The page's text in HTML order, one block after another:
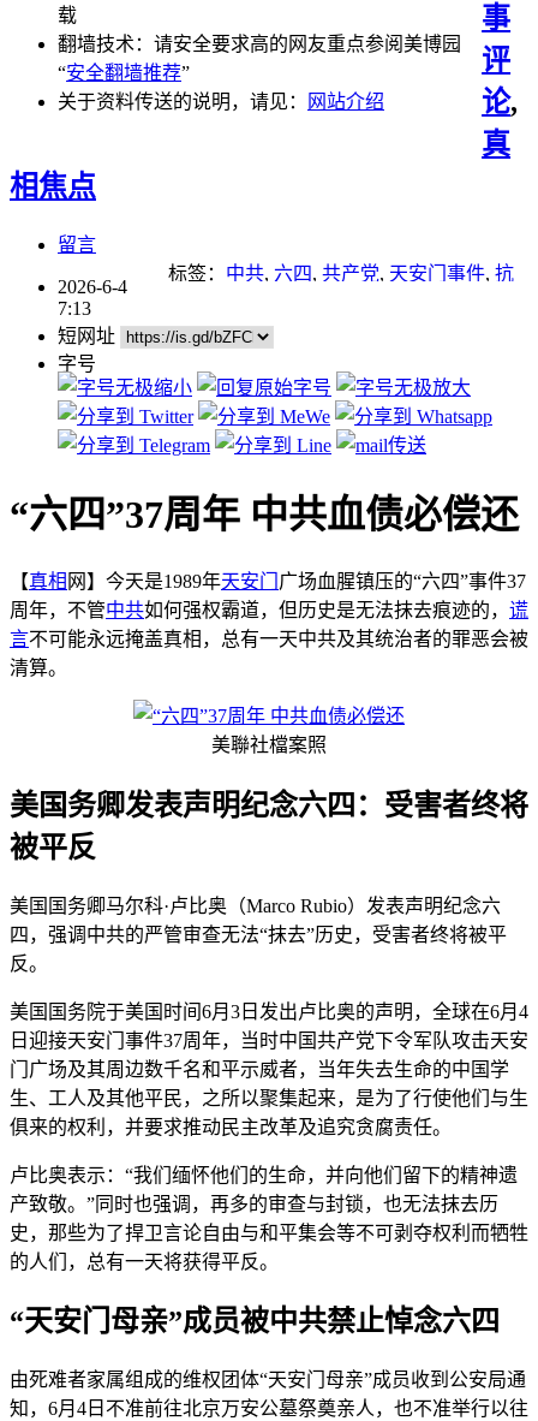
载
翻墙技术：请安全要求高的网友重点参阅美博园
“安全翻墙推荐”
关于资料传送的说明，请见：
网站介绍
事
评
论,
真
相焦点
留言
标签： 中共, 六四, 共产党, 天安门事件, 抗
2026-6-4
7:13
短网址
字号
“六四”37周年 中共血债必偿还
【真相 网】今天是1989年天安门 广场血腥镇压的“六四”事件37
周年，不管中共如何强权霸道，但历史是无法抹去痕迹的， 谎
言不可能永远掩盖真相，总有一天中共及其统治者的罪恶会被
清算。
美聯社檔案照
美国务卿发表声明纪念六四：受害者终将
被平反
美国国务卿马尔科·卢比奥（Marco Rubio）发表声明纪念六
四，强调中共的严管审查无法“抹去”历史，受害者终将被平
反。
美国国务院于美国时间6月3日发出卢比奥的声明，全球在6月4
日迎接天安门事件37周年，当时中国共产党下令军队攻击天安
门广场及其周边数千名和平示威者，当年失去生命的中国学
生、工人及其他平民，之所以聚集起来，是为了行使他们与生
俱来的权利，并要求推动民主改革及追究贪腐责任。
卢比奥表示：“我们缅怀他们的生命，并向他们留下的精神遗
产致敬。”同时也强调，再多的审查与封锁，也无法抹去历
史，那些为了捍卫言论自由与和平集会等不可剥夺权利而牺牲
的人们，总有一天将获得平反。
“天安门母亲”成员被中共禁止悼念六四
由死难者家属组成的维权团体“天安门母亲”成员收到公安局通
知，6月4日不准前往北京万安公墓祭奠亲人，也不准举行以往